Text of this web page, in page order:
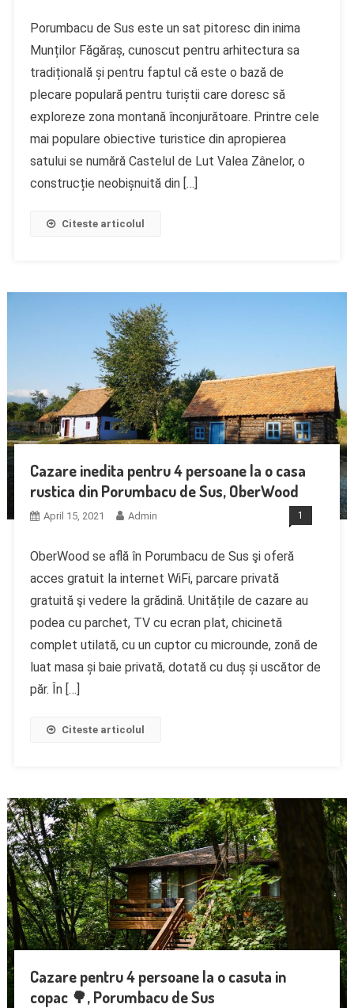
Porumbacu de Sus este un sat pitoresc din inima
Munților Făgăraș, cunoscut pentru arhitectura sa
tradițională și pentru faptul că este o bază de
plecare populară pentru turiștii care doresc să
exploreze zona montană înconjurătoare. Printre cele
mai populare obiective turistice din apropierea
satului se numără Castelul de Lut Valea Zânelor, o
construcție neobișnuită din […]
Citeste articolul
Cazare inedita pentru 4 persoane la o casa
rustica din Porumbacu de Sus, OberWood
April 15, 2021 Admin 1
OberWood se află în Porumbacu de Sus şi oferă
acces gratuit la internet WiFi, parcare privată
gratuită şi vedere la grădină. Unitățile de cazare au
podea cu parchet, TV cu ecran plat, chicinetă
complet utilată, cu un cuptor cu microunde, zonă de
luat masa și baie privată, dotată cu duș și uscător de
păr. În […]
Citeste articolul
Cazare pentru 4 persoane la o casuta in
copac 🌳, Porumbacu de Sus